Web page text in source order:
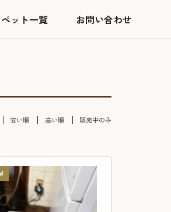
ペット一覧 お問い合わせ
安い順 高い順 販売中のみ